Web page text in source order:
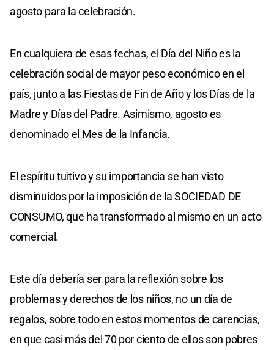
agosto para la celebración.
En cualquiera de esas fechas, el Día del Niño es la
celebración social de mayor peso económico en el
país, junto a las Fiestas de Fin de Año y los Días de la
Madre y Días del Padre. Asimismo, agosto es
denominado el Mes de la Infancia.
El espíritu tuitivo y su importancia se han visto
disminuidos por la imposición de la SOCIEDAD DE
CONSUMO, que ha transformado al mismo en un acto
comercial.
Este día debería ser para la reflexión sobre los
problemas y derechos de los niños, no un día de
regalos, sobre todo en estos momentos de carencias,
en que casi más del 70 por ciento de ellos son pobres